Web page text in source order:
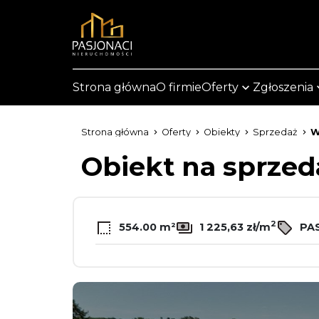
Strona głównaO firmieOferty Zgłoszenia
Strona główna Oferty Obiekty Sprzedaż
Obiekt na
554.00 m² 1 225,63 zł/m2